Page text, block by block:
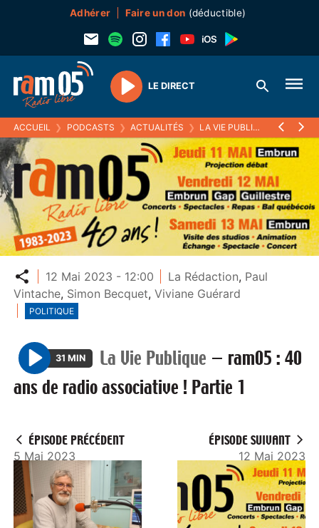
Adhérer Faire un don (déductible)
Play
LE DIRECT
ACCUEIL ❯ PODCASTS ❯ ACTUALITÉS ❯ LA VIE PUBLIQUE ❯
Partager
12 Mai 2023 - 12:00 La Rédaction, Paul
Vintache, Simon Becquet,Viviane Guérard
POLITIQUE
P
l
31 MIN La Vie Publique — ram05 : 40
ans de radio associative ! Partie 1
ÉPISODE PRÉCÉDENT
5 Mai 2023
ÉPISODE SUIVANT
12 Mai 2023